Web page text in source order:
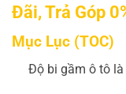
Đãi, Trả Góp
Mục Lục (TOC)
Độ bi gầm ô tô là